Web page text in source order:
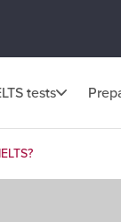
tests